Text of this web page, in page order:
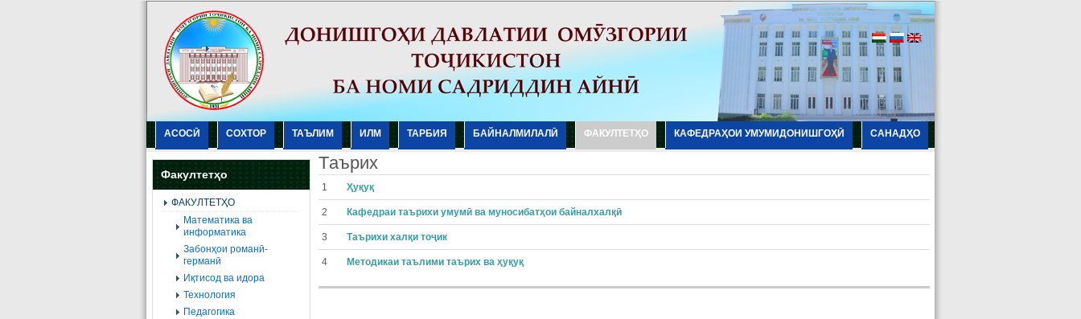
АСОСӢ СОХТОР ТАЪЛИМ ИЛМ ТАРБИЯ БАЙНАЛМИЛАЛӢ ФАКУЛТЕТҲО КАФЕДРАҲОИ УМУМИДОНИШГОҲӢ САНАДҲО
Факултетҳо
ФАКУЛТЕТҲО
Mатематика ва
информатика
Забонҳои романӣ-
германӣ
Иқтисод ва идора
Технология
Педагогика
Tаърих
1 Ҳуқуқ
2 Кафедраи таърихи умумӣ ва муносибатҳои байналхалқӣ
3 Таърихи халқи тоҷик
4 Методикаи таълими таърих ва ҳуқуқ